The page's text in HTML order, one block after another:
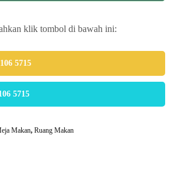
klik tombol di bawah ini:
5715
5715
Makan, Ruang Makan